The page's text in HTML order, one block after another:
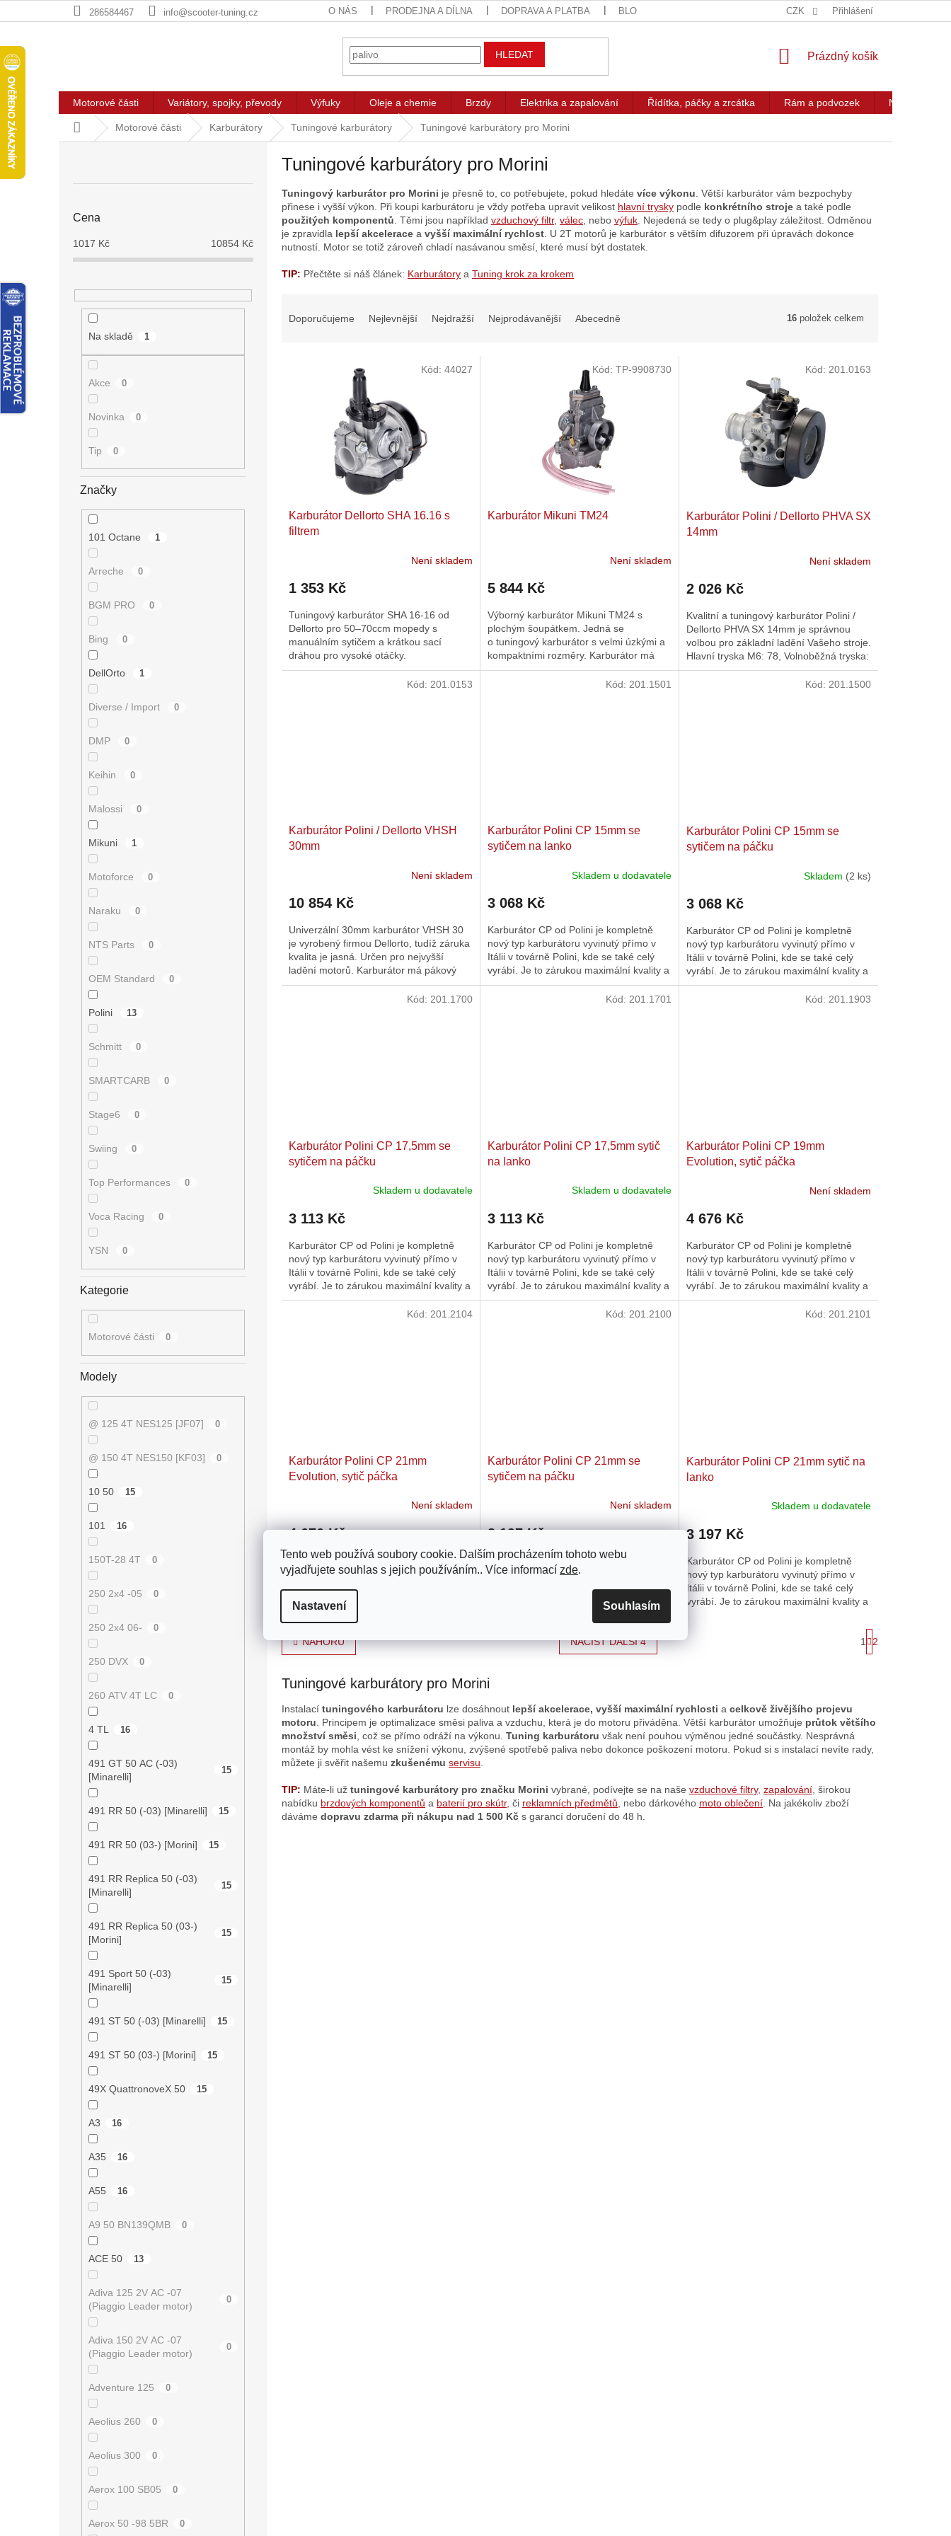
Tento web používá soubory cookie. Dalším procházením tohoto webu
vyjadřujete souhlas s jejich používáním.. Více informací zde.
Nastavení Souhlasím
na
286584467 info@scooter-tuning.cz O NÁS PRODEJNA A DÍLNA DOPRAVA A PLATBA BLOG CZK Přihlášení
HLEDAT
NÁKUPNÍ
Prázdný košík
Motorové části Variátory, spojky, převody Výfuky Oleje a chemie Brzdy Elektrika a zapalování Řídítka, páčky a zrcátka Rám a podvozek Nářadí a
Domů Motorové části Karburátory Tuningové karburátory Tuningové karburátory pro Morini
Cena
1017 Kč 10854 Kč
Na skladě 1
Akce 0
Novinka 0
Tip 0
Značky
101 Octane 1
Arreche 0
BGM PRO 0
Bing 0
DellOrto 1
Diverse / Import 0
DMP 0
Keihin 0
Malossi 0
Mikuni 1
Motoforce 0
Naraku 0
NTS Parts 0
OEM Standard 0
Polini 13
Schmitt 0
SMARTCARB 0
Stage6 0
Swiing 0
Top Performances 0
Voca Racing 0
YSN 0
Kategorie
Motorové části 0
Modely
@ 125 4T NES125 [JF07] 0
@ 150 4T NES150 [KF03] 0
10 50 15
101 16
150T-28 4T 0
250 2x4 -05 0
250 2x4 06- 0
250 DVX 0
260 ATV 4T LC 0
4 TL 16
491 GT 50 AC (-03)
[Minarelli]
15
491 RR 50 (-03) [Minarelli] 15
491 RR 50 (03-) [Morini] 15
491 RR Replica 50 (-03)
[Minarelli]
15
491 RR Replica 50 (03-)
[Morini]
15
491 Sport 50 (-03)
[Minarelli]
15
491 ST 50 (-03) [Minarelli] 15
491 ST 50 (03-) [Morini] 15
49X QuattronoveX 50 15
A3 16
A35 16
A55 16
A9 50 BN139QMB 0
ACE 50 13
Adiva 125 2V AC -07
(Piaggio Leader motor)
0
Adiva 150 2V AC -07
(Piaggio Leader motor)
0
Adventure 125 0
Aeolius 260 0
Aeolius 300 0
Aerox 100 SB05 0
Aerox 50 -98 5BR 0
Tuningové karburátory pro Morini
Tuningový karburátor pro Morini je přesně to, co potřebujete, pokud hledáte více výkonu . Větší karburátor vám bezpochyby
přinese i vyšší výkon. Při koupi karburátoru je vždy potřeba upravit velikost hlavní trysky podle konkrétního stroje a také podle
použitých komponentů . Těmi jsou například vzduchový filtr, válec , nebo výfuk . Nejedená se tedy o plug&play záležitost. Odměnou
je zpravidla lepší akcelerace a vyšší maximální rychlost . U 2T motorů je karburátor s větším difuzorem při úpravách dokonce
nutností. Motor se totiž zároveň chladí nasávanou směsí, které musí být dostatek.
TIP: Přečtěte si náš článek: Karburátory a Tuning krok za krokem
Doporučujeme Nejlevnější Nejdražší Nejprodávanější Abecedně 16 položek celkem
Karburátor Dellorto SHA 16.16 s
filtrem
Není skladem
1 353 Kč
Tuningový karburátor SHA 16-16 od
Dellorto pro 50–70ccm mopedy s
manuálním sytičem a krátkou sací
dráhou pro vysoké otáčky.
Kód: 44027
Karburátor Mikuni TM24
Není skladem
5 844 Kč
Výborný karburátor Mikuni TM24 s
plochým šoupátkem. Jedná se
o tuningový karburátor s velmi úzkými a
kompaktními rozměry. Karburátor má
difuzor 24mm a je jedním z...
Kód: TP-9908730
Karburátor Polini / Dellorto PHVA SX
14mm
Není skladem
2 026 Kč
Kvalitní a tuningový karburátor Polini /
Dellorto PHVA SX 14mm je správnou
volbou pro základní ladění Vašeho stroje.
Hlavní tryska M6: 78, Volnoběžná tryska:
34, Sytičová...
Kód: 201.0163
Karburátor Polini / Dellorto VHSH
30mm
Není skladem
10 854 Kč
Univerzální 30mm karburátor VHSH 30
je vyrobený firmou Dellorto, tudíž záruka
kvalita je jasná. Určen pro nejvyšší
ladění motorů. Karburátor má pákový
sytič, v případě potřeby...
Kód: 201.0153
Karburátor Polini CP 15mm se
sytičem na lanko
Skladem u dodavatele
3 068 Kč
Karburátor CP od Polini je kompletně
nový typ karburátoru vyvinutý přímo v
Itálii v továrně Polini, kde se také celý
vyrábí. Je to zárukou maximální kvality a
preciznosti ve...
Kód: 201.1501
Karburátor Polini CP 15mm se
sytičem na páčku
Skladem (2 ks)
3 068 Kč
Karburátor CP od Polini je kompletně
nový typ karburátoru vyvinutý přímo v
Itálii v továrně Polini, kde se také celý
vyrábí. Je to zárukou maximální kvality a
preciznosti ve...
Kód: 201.1500
Karburátor Polini CP 17,5mm se
sytičem na páčku
Skladem u dodavatele
3 113 Kč
Karburátor CP od Polini je kompletně
nový typ karburátoru vyvinutý přímo v
Itálii v továrně Polini, kde se také celý
vyrábí. Je to zárukou maximální kvality a
preciznosti ve...
Kód: 201.1700
Karburátor Polini CP 17,5mm sytič
na lanko
Skladem u dodavatele
3 113 Kč
Karburátor CP od Polini je kompletně
nový typ karburátoru vyvinutý přímo v
Itálii v továrně Polini, kde se také celý
vyrábí. Je to zárukou maximální kvality a
preciznosti ve...
Kód: 201.1701
Karburátor Polini CP 19mm
Evolution, sytič páčka
Není skladem
4 676 Kč
Karburátor CP od Polini je kompletně
nový typ karburátoru vyvinutý přímo v
Itálii v továrně Polini, kde se také celý
vyrábí. Je to zárukou maximální kvality a
preciznosti ve...
Kód: 201.1903
Karburátor Polini CP 21mm
Evolution, sytič páčka
Není skladem
4 676 Kč
Karburátor CP od Polini je kompletně
nový typ karburátoru vyvinutý přímo v
Itálii v továrně Polini, kde se také celý
vyrábí. Je to zárukou maximální kvality a
Kód: 201.2104
Karburátor Polini CP 21mm se
sytičem na páčku
Není skladem
3 197 Kč
Karburátor CP od Polini je kompletně
nový typ karburátoru vyvinutý přímo v
Itálii v továrně Polini, kde se také celý
vyrábí. Je to zárukou maximální kvality a
Kód: 201.2100
Karburátor Polini CP 21mm sytič na
lanko
Skladem u dodavatele
3 197 Kč
Karburátor CP od Polini je kompletně
nový typ karburátoru vyvinutý přímo v
Itálii v továrně Polini, kde se také celý
vyrábí. Je to zárukou maximální kvality a
Kód: 201.2101
v
d
c
í
p
r
v
y
v
ý
NAČÍST DALŠÍ 4
t
r
v
í
1 2
NAHORU
Tuningové karburátory pro Morini
Instalací tuningového karburátoru lze dosáhnout lepší akcelerace, vyšší maximální rychlosti a celkově živějšího projevu
motoru
Principem je optimalizace směsi paliva a vzduchu, která je do motoru přiváděna. Větší karburátor umožňuje průtok většího
množství směsi , což se přímo odráží na výkonu. Tuning karburátoru však není pouhou výměnou jedné součástky. Nesprávná
montáž by mohla vést ke snížení výkonu, zvýšené spotřebě paliva nebo dokonce poškození motoru. Pokud si s instalací nevíte rady,
můžete ji svěřit našemu zkušenému servisu
TIP: Máte-li už tuningové karburátory pro značku Morini vybrané, podívejte se na naše vzduchové filtry, zapalování , širokou
nabídku brzdových komponentů a baterií pro skútr, či reklamních předmětů , nebo dárkového moto oblečení . Na jakékoliv zboží
dáváme dopravu zdarma při nákupu nad 1 500 Kč s garancí doručení do 48 h.